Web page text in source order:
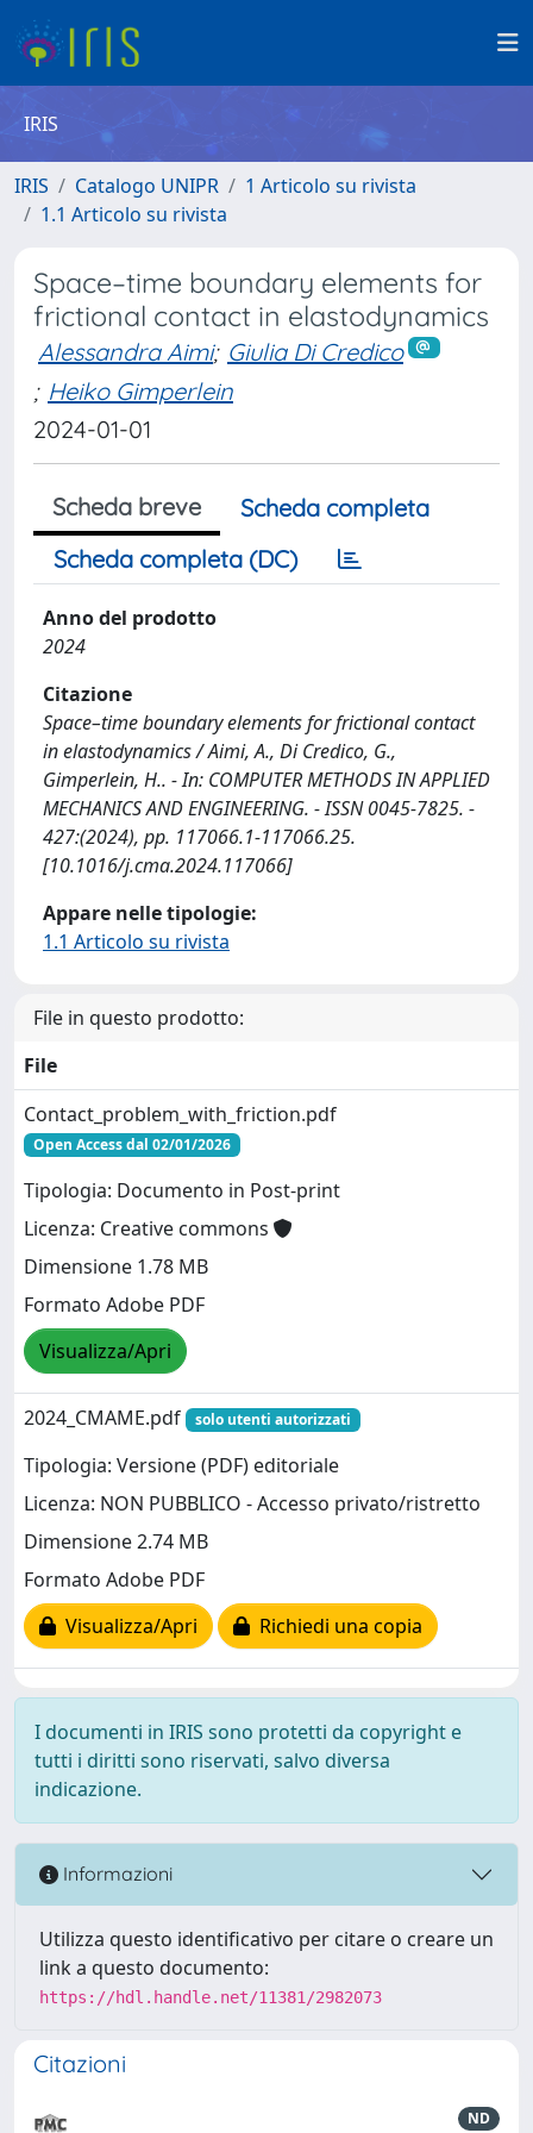
IRIS
IRIS Catalogo UNIPR
1 Articolo su rivista
1.1 Articolo su rivista
Space–time boundary elements for
frictional contact in elastodynamics
Alessandra Aimi; Giulia Di Credico
; Heiko Gimperlein
2024-01-01
Scheda breve
Scheda completa
Scheda completa (DC)
Anno del prodotto
2024
Citazione
Space–time boundary elements for frictional contact
in elastodynamics / Aimi, A., Di Credico, G.,
Gimperlein, H.. - In: COMPUTER METHODS IN APPLIED
MECHANICS AND ENGINEERING. - ISSN 0045-7825. -
427:(2024), pp. 117066.1-117066.25.
[10.1016/j.cma.2024.117066]
Appare nelle tipologie:
1.1 Articolo su rivista
File in questo prodotto:
File
Contact_problem_with_friction.pdf
Open Access dal 02/01/2026
Tipologia: Documento in Post-print
Licenza: Creative commons
Dimensione 1.78 MB
Formato Adobe PDF
Visualizza/Apri
2024_CMAME.pdf solo utenti autorizzati
Tipologia: Versione (PDF) editoriale
Licenza: NON PUBBLICO - Accesso privato/ristretto
Dimensione 2.74 MB
Formato Adobe PDF
Visualizza/Apri
Richiedi una copia
I documenti in IRIS sono protetti da copyright e
tutti i diritti sono riservati, salvo diversa
indicazione.
Informazioni
Utilizza questo identificativo per citare o creare un
link a questo documento:
https://hdl.handle.net/11381/2982073
Citazioni
ND